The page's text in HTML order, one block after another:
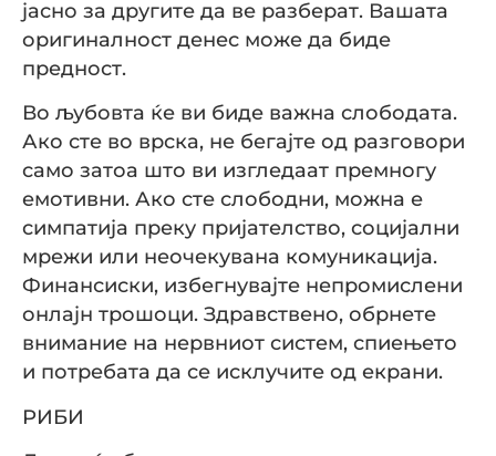
јасно за другите да ве разберат. Вашата
оригиналност денес може да биде
предност.
Во љубовта ќе ви биде важна слободата.
Ако сте во врска, не бегајте од разговори
само затоа што ви изгледаат премногу
емотивни. Ако сте слободни, можна е
симпатија преку пријателство, социјални
мрежи или неочекувана комуникација.
Финансиски, избегнувајте непромислени
онлајн трошоци. Здравствено, обрнете
внимание на нервниот систем, спиењето
и потребата да се исклучите од екрани.
РИБИ